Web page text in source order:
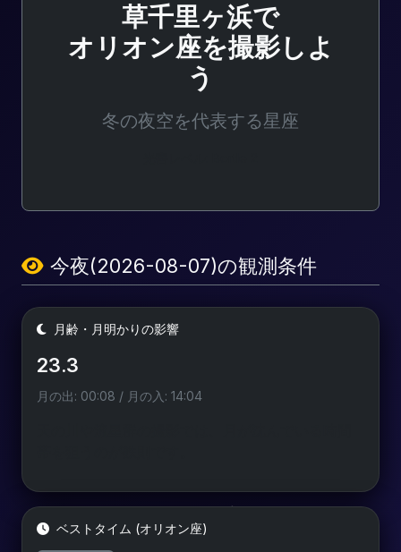
草千里ヶ浜で
オリオン座を撮影しよ
う
冬の夜空を代表する星座
今夜(2026-08-07)の観測条件
月齢・月明かりの影響
23.3
月の出: 00:08 / 月の入: 14:04
ベストタイム (オリオン座)